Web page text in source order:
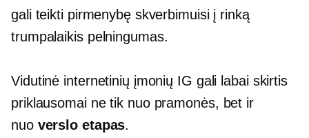
gali teikti pirmenybę skverbimuisi į rinką
trumpalaikispelningumas.
Vidutinė internetinių įmonių IG gali labai skirtis
priklausomai ne tik nuo pramonės, bet ir
nuo verslo etapas.